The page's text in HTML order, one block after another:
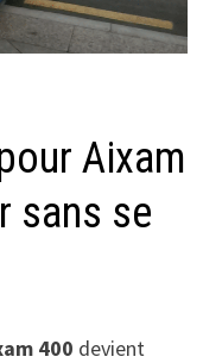
Aixam
sans se
400 devient